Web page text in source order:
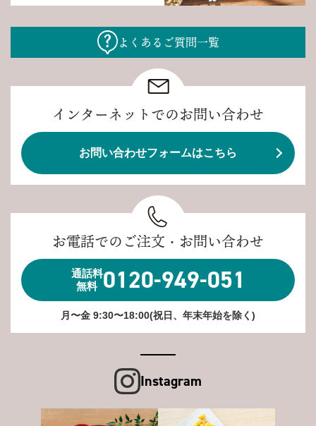
よくあるご質問一覧
インターネットでのお問い合わせ
お問い合わせフォームはこちら
お電話でのご注文・お問い合わせ
通話料
無料 0120-949-051
月〜金 9:30〜18:00(祝日、年末年始を除く)
Instagram